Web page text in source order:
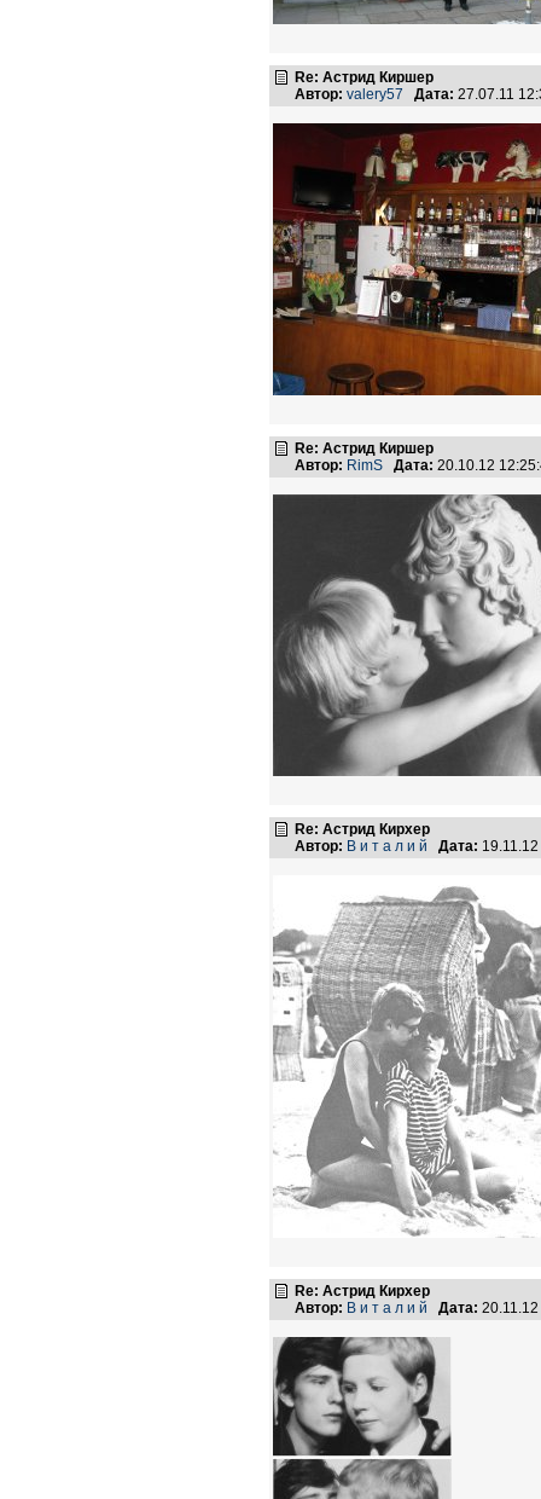
Re: Астрид Киршер
Автор: valery57 Дата: 27.07.11
Re: Астрид Киршер
Автор: RimS Дата: 20.10.12
Re: Астрид Кирхер
Автор: В и т а л и й Дата:
Re: Астрид Кирхер
Автор: В и т а л и й Дата: